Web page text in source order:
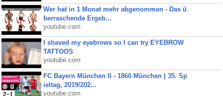
Wer hat in 1 Monat mehr abgenommen - Das ü
berraschende Ergeb...
youtube.com
I shaved my eyebrows so I can try EYEBROW
TATTOOS
youtube.com
FC Bayern München II - 1860 München | 35. Sp
ieltag, 2019/202...
youtube.com